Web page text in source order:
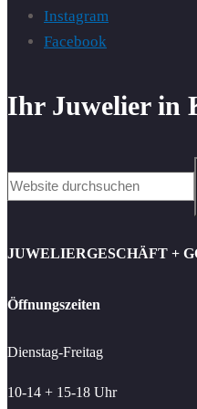
Instagram
Facebook
Ihr Juwelier in
JUWELIERGESCHÄFT +
Öffnungszeiten
Dienstag-Freitag
10-14 + 15-18 Uhr